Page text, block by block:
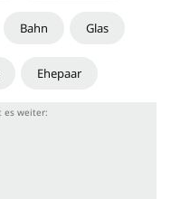
Bahn Glas
Ehepaar